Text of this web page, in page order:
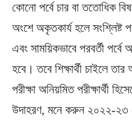
কোনো পর্বে চার বা ততোধিক
অংশে অকৃতকার্য হলে সংশ্লিষ্ট
এবং সাময়িকভাবে পরবর্তী
হবে। তবে শিক্ষার্থী চাইলে
পরীক্ষা অনিয়মিত পরীক্ষার্থী
উদাহরণ, মনে করুন ২০২২-২৩